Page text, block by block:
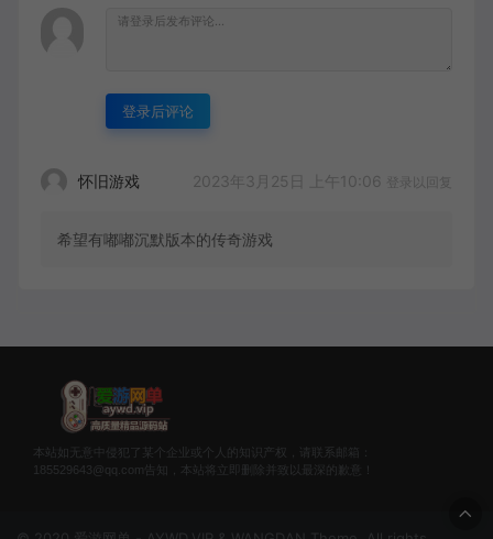
登录后评论
怀旧游戏 2023年3月25日 上午10:06
希望有嘟嘟沉默版本的传奇游戏
本站如无意中侵犯了某个企业或个人的知识产权，请联系邮箱：
185529643@qq.com告知，本站将立即删除并致以最深的歉意！